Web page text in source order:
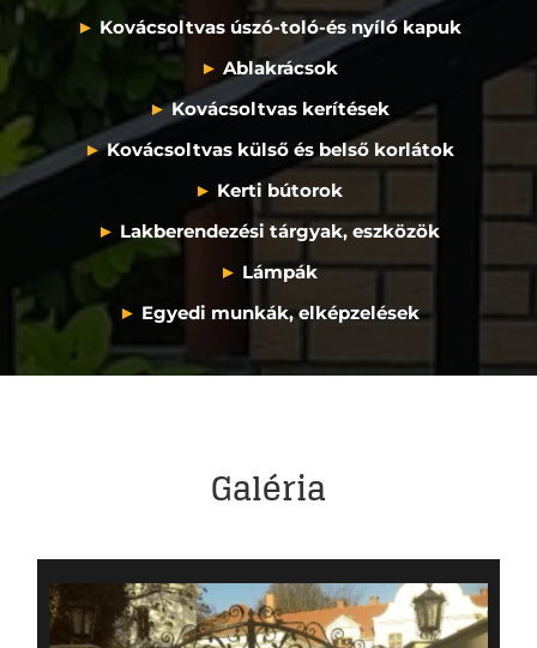
► Kovácsoltvas úszó-toló-és nyíló kapuk
► Ablakrácsok
►Kovácsoltvas kerítések
►Kovácsoltvas külső és belső korlátok
► Kerti bútorok
► Lakberendezési tárgyak, eszközök
► Lámpák
► Egyedi munkák, elképzelések
Galéria